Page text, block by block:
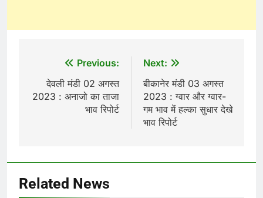
navigation
Previous:
देवली मंडी 02 अगस्त
2023 : अनाजो का ताजा
भाव रिपोर्ट
Next:
बीकानेर मंडी 03 अगस्त
2023 : ग्वार और ग्वार-
गम भाव में हल्का सुधार देखे
भाव रिपोर्ट
Related News